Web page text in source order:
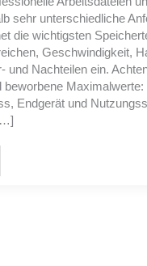
sehr unterschiedliche
die wichtigsten
Geschwindigkeit,
und Nachteilen ein.
beworbene
Endgerät und